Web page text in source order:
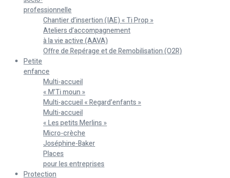
professionnelle
Chantier d’insertion (IAE) « Ti Prop »
Ateliers d’accompagnement
à la vie active (AAVA)
Offre de Repérage et de Remobilisation (O2R)
Petite
enfance
Multi-accueil
« M’Ti moun »
Multi-accueil « Regard’enfants »
Multi-accueil
« Les petits Merlins »
Micro-crèche
Joséphine-Baker
Places
pour les entreprises
Protection